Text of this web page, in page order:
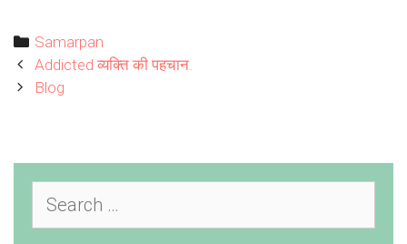
Categories
Samarpan
Post
navigation
Addicted व्यक्ति की पहचान.
Blog
Search
for: